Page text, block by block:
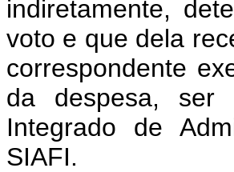
indiretamente,
voto e que dela
correspondente
da despesa, ser
Integrado de
SIAFI.